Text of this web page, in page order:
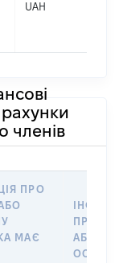
UAH
рахунки
членів
ПРО
МАЄ
ПРО
АБО
ОСОБУ,